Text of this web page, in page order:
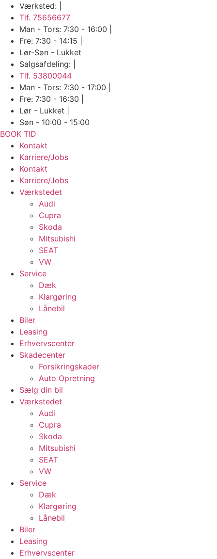
Skip
content
Værksted: |
Tlf. 75656677
Man - Tors: 7:30 - 16:00 |
Fre: 7:30 - 14:15 |
Lør-Søn - Lukket
Salgsafdeling: |
Tlf. 53800044
Man - Tors: 7:30 - 17:00 |
Fre: 7:30 - 16:30 |
Lør - Lukket |
Søn - 10:00 - 15:00
BOOK TID
Kontakt
Karriere/Jobs
Kontakt
Karriere/Jobs
Værkstedet
Audi
Cupra
Skoda
Mitsubishi
SEAT
VW
Service
Dæk
Klargøring
Lånebil
Biler
Leasing
Erhvervscenter
Skadecenter
Forsikringskader
Auto Opretning
Sælg din bil
Værkstedet
Audi
Cupra
Skoda
Mitsubishi
SEAT
VW
Service
Dæk
Klargøring
Lånebil
Biler
Leasing
Erhvervscenter